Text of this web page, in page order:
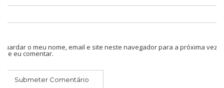
Guardar o meu nome, email e site neste navegador para a próxima vez
que eu comentar.